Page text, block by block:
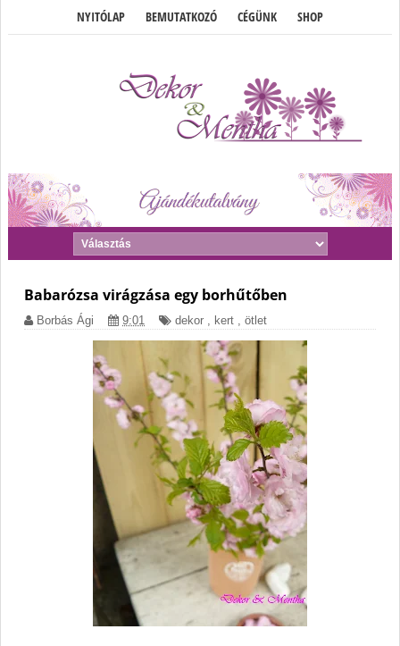
NYITÓLAP BEMUTATKOZÓ CÉGÜNK SHOP
Babarózsa virágzása egy borhűtőben
Borbás Ági 9:01 dekor , kert , ötlet